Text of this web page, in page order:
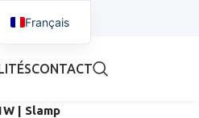
CONTACT
| Slamp
Français